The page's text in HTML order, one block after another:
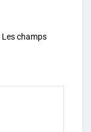
Les champs